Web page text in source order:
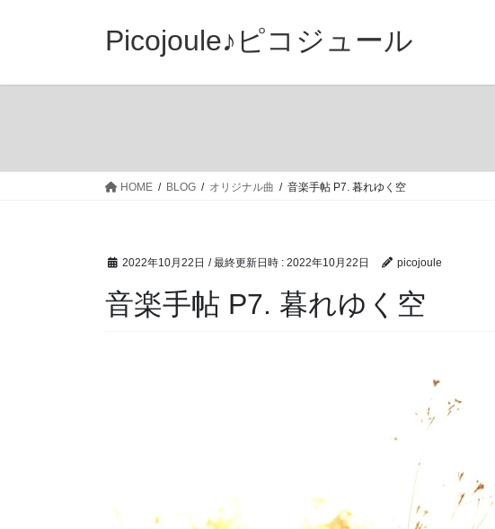
Picojoule♪ピコジュール
HOME BLOG オリジナル曲 音楽手帖 P7. 暮れゆく空
2022年10月22日 / 最終更新日時 : 2022年10月22日 picojoule
音楽手帖 P7. 暮れゆく空